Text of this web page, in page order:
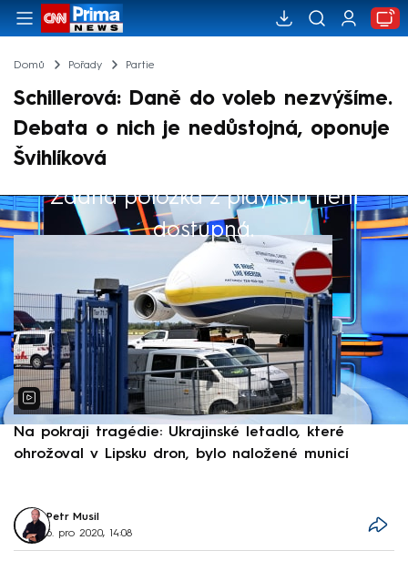
Domů Pořady Partie
Schillerová: Daně do voleb nezvýšíme.
Debata o nich je nedůstojná, oponuje
Švihlíková
Žádná položka z playlistu není
dostupná.
Výběr redakce
Na pokraji tragédie: Ukrajinské letadlo, které
ohrožoval v Lipsku dron, bylo naložené municí
Petr Musil
6. pro 2020, 14:08